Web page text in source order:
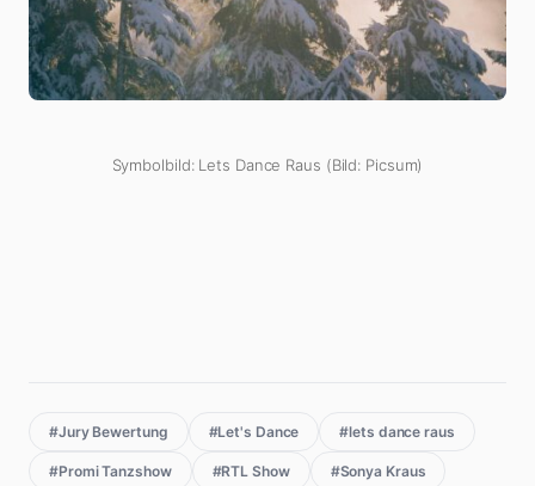
Symbolbild: Lets Dance Raus (Bild: Picsum)
#Jury Bewertung #Let's Dance #lets dance raus
#Promi Tanzshow #RTL Show #Sonya Kraus